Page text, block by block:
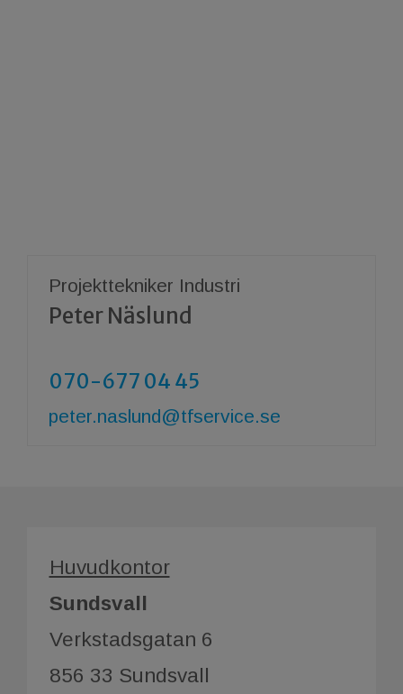
Projekttekniker Industri
Peter Näslund
070-677 04 45
​​​​​​​peter.naslund@tfservice.se
Huvudkontor
Sundsvall
Verkstadsgatan 6
856 33 Sundsvall